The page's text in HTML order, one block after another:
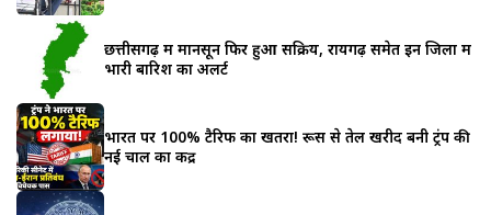
छत्तीसगढ़ में मानसून फिर हुआ सक्रिय, रायगढ़ समेत इन जिलों में
भारी बारिश का अलर्ट
भारत पर 100% टैरिफ का खतरा! रूस से तेल खरीद बनी ट्रंप की
नई चाल का केंद्र